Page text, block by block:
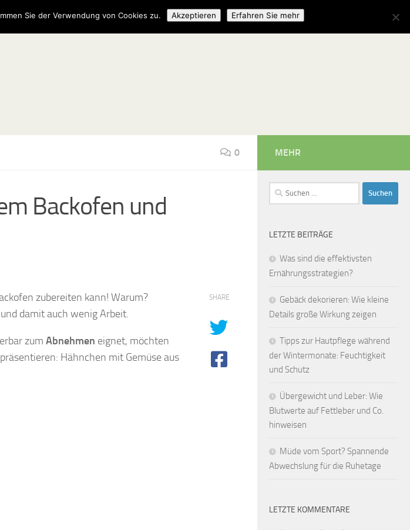
0
Backofen und
zubereiten kann! Warum?
damit auch wenig Arbeit.
zum Abnehmen eignet, möchten
Hähnchen mit Gemüse aus
SHARE
MEHR
Suchen
nach:
LETZTE BEITRÄGE
Was sind die effektivsten
Ernährungsstrategien?
Gebäck dekorieren: Wie kleine
Details große Wirkung zeigen
Tipps zur Hautpflege während
der Wintermonate: Feuchtigkeit
und Schutz
Übergewicht und Leber: Wie
Blutwerte auf Fettleber und Co.
hinweisen
Müde vom Sport? Spannende
Abwechslung für die Ruhetage
LETZTE KOMMENTARE
Sie der Verwendung von Cookies zu. Akzeptieren Erfahren Sie mehr